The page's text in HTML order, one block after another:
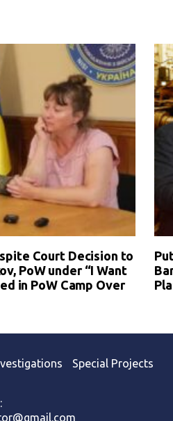
Court Decision to
PoW under “I Want
in PoW Camp Over
Special Projects